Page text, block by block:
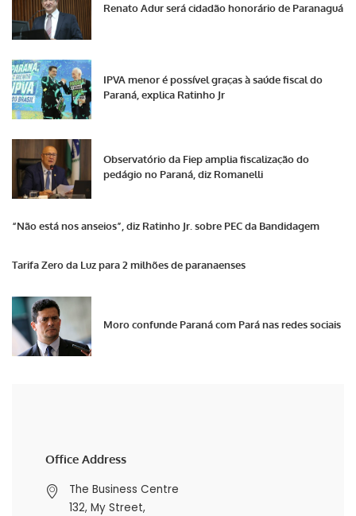
Renato Adur será cidadão honorário de Paranaguá
IPVA menor é possível graças à saúde fiscal do
Paraná, explica Ratinho Jr
Observatório da Fiep amplia fiscalização do
pedágio no Paraná, diz Romanelli
“Não está nos anseios”, diz Ratinho Jr. sobre PEC da Bandidagem
Tarifa Zero da Luz para 2 milhões de paranaenses
Moro confunde Paraná com Pará nas redes sociais
Office Address
The Business Centre
132, My Street,